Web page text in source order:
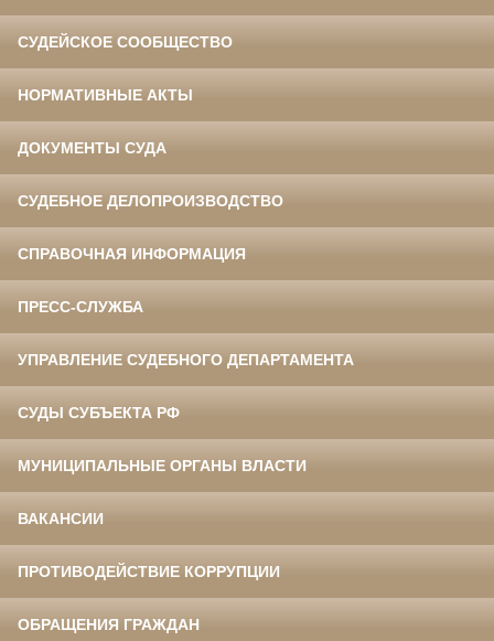
СУДЕЙСКОЕ СООБЩЕСТВО
НОРМАТИВНЫЕ АКТЫ
ДОКУМЕНТЫ СУДА
СУДЕБНОЕ ДЕЛОПРОИЗВОДСТВО
СПРАВОЧНАЯ ИНФОРМАЦИЯ
ПРЕСС-СЛУЖБА
УПРАВЛЕНИЕ СУДЕБНОГО ДЕПАРТАМЕНТА
СУДЫ СУБЪЕКТА РФ
МУНИЦИПАЛЬНЫЕ ОРГАНЫ ВЛАСТИ
ВАКАНСИИ
ПРОТИВОДЕЙСТВИЕ КОРРУПЦИИ
ОБРАЩЕНИЯ ГРАЖДАН